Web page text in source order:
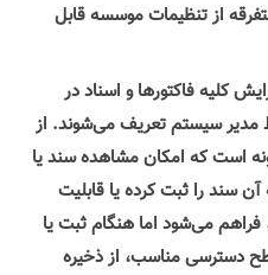
از تنظیمات موسسه قابل
کلیه فاکتورها و اسناد در
مدیر سیستم تعریف می‌شوند. از
است که امکان مشاهده سند یا
آن سند را ثبت کرده یا قابلیت
فراهم می‌شود اما هنگام ثبت یا
دسترسی مناسب، از ذخیره